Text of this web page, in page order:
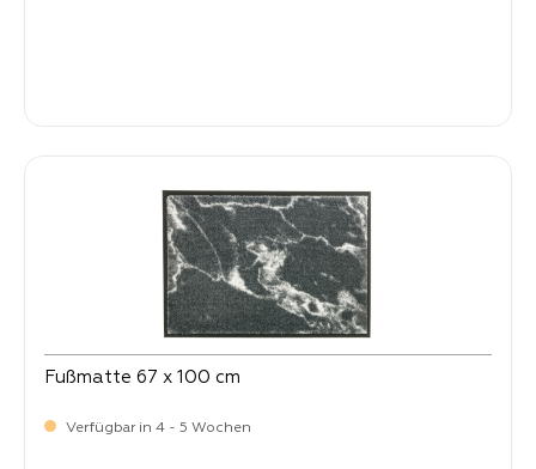
Fußmatte 67 x 100 cm
Verfügbar in 4 - 5 Wochen